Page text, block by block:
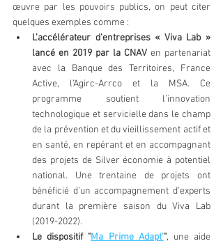
œuvre par les pouvoirs publics, on peut citer
quelques exemples comme :
L’accélérateur d’entreprises « Viva Lab »
lancé en 2019 par la CNAV en partenariat
avec la Banque des Territoires, France
Active, l’Agirc-Arrco et la MSA. Ce
programme soutient l’innovation
technologique et servicielle dans le champ
de la prévention et du vieillissement actif et
en santé, en repérant et en accompagnant
des projets de Silver économie à potentiel
national. Une trentaine de projets ont
bénéficié d’un accompagnement d’experts
durant la première saison du Viva Lab
(2019-2022).
Le dispositif "Ma Prime Adapt’", une aide